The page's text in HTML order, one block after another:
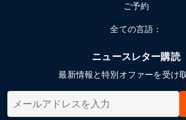
ご予約
全ての言語：
ニュースレター購読
最新情報と特別オファーを受け